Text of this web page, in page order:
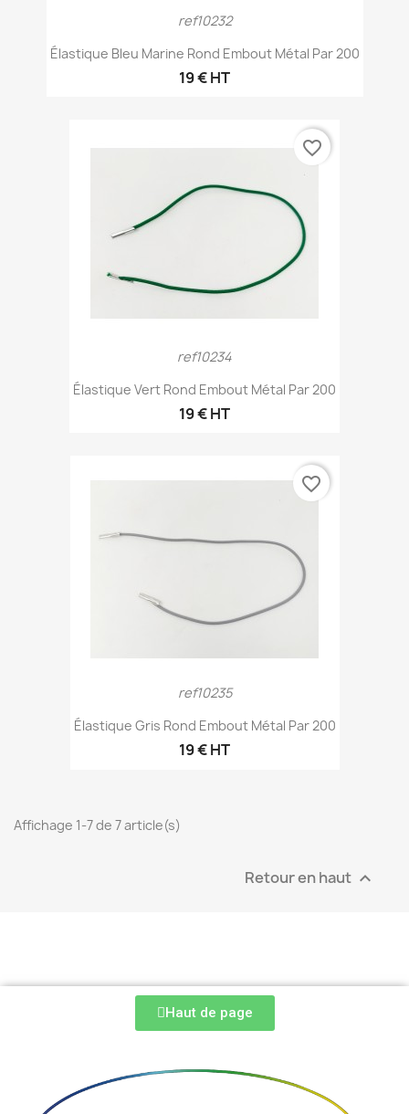
ref10232
Élastique Bleu Marine Rond Embout Métal Par 200
19 € HT
ref10234
Élastique Vert Rond Embout Métal Par 200
19 € HT
favorite_border
ref10235
Élastique Gris Rond Embout Métal Par 200
19 € HT
favorite_border
Affichage 1-7 de 7 article(s)
Retour en haut 
Haut de page